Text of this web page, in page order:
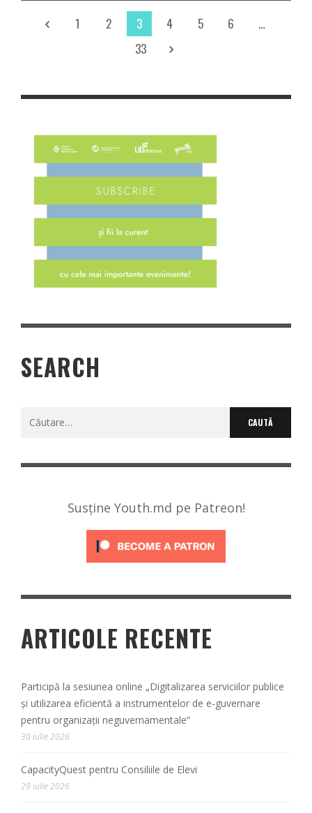
1 2 3 4 5 6
…
33
SEARCH
Susține Youth.md pe Patreon!
ARTICOLE RECENTE
Participă la sesiunea online „Digitalizarea serviciilor publice
și utilizarea eficientă a instrumentelor de e-guvernare
pentru organizații neguvernamentale”
30 iulie 2026
CapacityQuest pentru Consiliile de Elevi
29 iulie 2026